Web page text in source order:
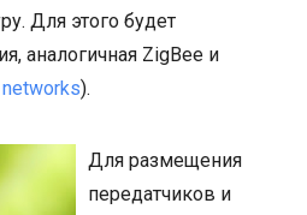
Для этого будет
аналогичная ZigBee и
).
Для размещения
передатчиков и